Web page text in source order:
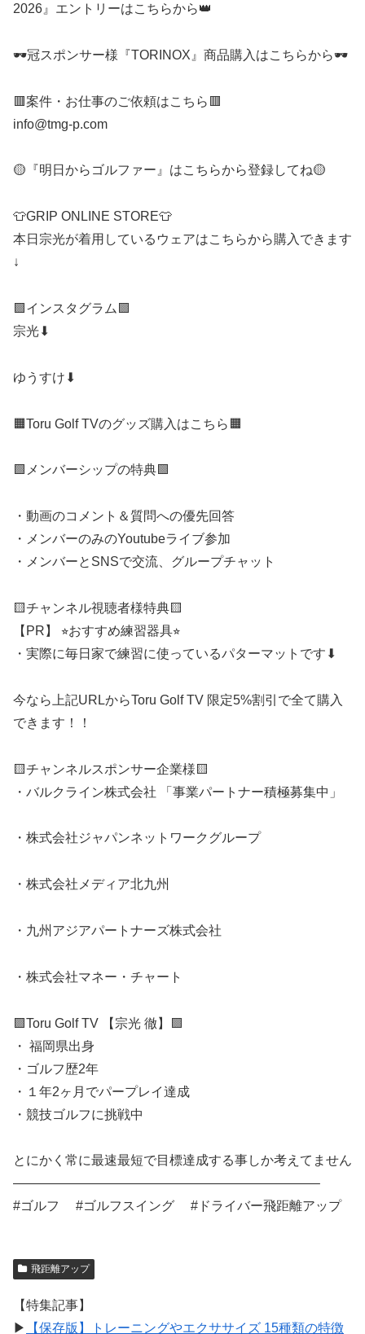
2026』エントリーはこちらから👑
🕶️冠スポンサー様『TORINOX』商品購入はこちらから🕶️
🟥案件・お仕事のご依頼はこちら🟥
info@tmg-p.com
🟡『明日からゴルファー』はこちらから登録してね🟡
👕GRIP ONLINE STORE👕
本日宗光が着用しているウェアはこちらから購入できます
↓
🟪インスタグラム🟪
宗光⬇︎
ゆうすけ⬇︎
🟧Toru Golf TVのグッズ購入はこちら🟧
🟩メンバーシップの特典🟩
・動画のコメント＆質問への優先回答
・メンバーのみのYoutubeライブ参加
・メンバーとSNSで交流、グループチャット
🟨チャンネル視聴者様特典🟨
【PR】 ⭐︎おすすめ練習器具⭐︎
・実際に毎日家で練習に使っているパターマットです⬇︎
今なら上記URLからToru Golf TV 限定5%割引で全て購入
できます！！
🟨チャンネルスポンサー企業様🟨
・バルクライン株式会社 「事業パートナー積極募集中」
・株式会社ジャパンネットワークグループ
・株式会社メディア北九州
・九州アジアパートナーズ株式会社
・株式会社マネー・チャート
🟪Toru Golf TV 【宗光 徹】🟪
・ 福岡県出身
・ゴルフ歴2年
・１年2ヶ月でパープレイ達成
・競技ゴルフに挑戦中
とにかく常に最速最短で目標達成する事しか考えてません
———————————————————————–
#ゴルフ #ゴルフスイング #ドライバー飛距離アップ
飛距離アップ
【特集記事】
▶︎
【保存版】トレーニングやエクササイズ 15種類の特徴